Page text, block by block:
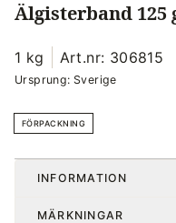
Älgisterband 125
1 kg Art.nr: 306815
Ursprung: Sverige
FÖRPACKNING
INFORMATION
MÄRKNINGAR